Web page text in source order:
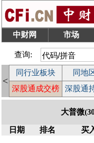
中财网 市场
查询:
<
同行业板块 同地
深股通成交榜 深股通
大普微
日期 排名 买